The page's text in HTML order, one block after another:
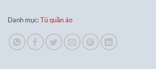
Danh mục:Tủ quần áo